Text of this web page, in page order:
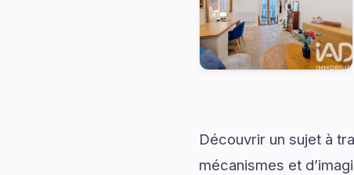
Découvrir un sujet à
mécanismes et